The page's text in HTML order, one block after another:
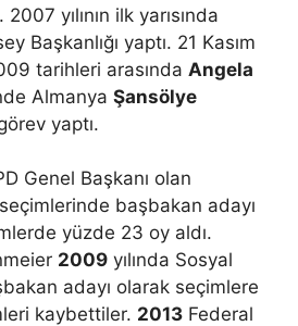
yılının ilk yarısında
Başkanlığı yaptı. 21 Kasım
tarihleri arasında Angela
Almanya Şansölye
yaptı.
Genel Başkanı olan
başbakan adayı
yüzde 23 oy aldı.
2009 yılında Sosyal
adayı olarak seçimlere
kaybettiler. 2013 Federal